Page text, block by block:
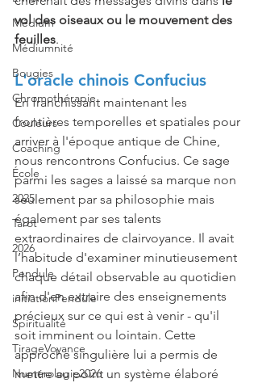
Médium
Médiumnité
Bougies
Chromothérapie
Couleurs
Coaching
École
2025
Tarot
2026
Pendule
initiationPendule
Spiritualité
TirageVoyance
Numérologie2026
vol des oiseaux ou le mouvement des
feuilles.
L'oracle chinois Confucius
En franchissant maintenant les
frontières temporelles et spatiales pour
arriver à l'époque antique de Chine,
nous rencontrons Confucius. Ce sage
parmi les sages a laissé sa marque non
seulement par sa philosophie mais
également par ses talents
extraordinaires de clairvoyance. Il avait
l’habitude d'examiner minutieusement
chaque détail observable au quotidien
afin d'en extraire des enseignements
précieux sur ce qui est à venir - qu'il
soit imminent ou lointain. Cette
approche singulière lui a permis de
mettre au point un système élaboré